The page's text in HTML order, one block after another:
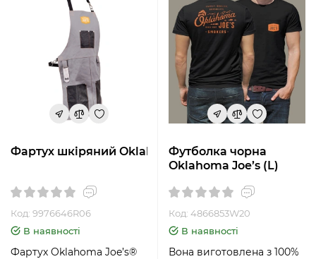
Фартух шкіряний Oklahoma Joe
Код: 9976646R06
В наявності
Фартух Oklahoma Joe’s®
Футболка чорна
Oklahoma Joe’s (L)
Код: 4866853W20
В наявності
Вона виготовлена з 100%